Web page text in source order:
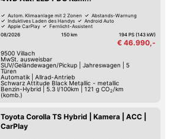
Autom. Klimaanlage mit 2 Zonen
Abstands-Warnung
Induktives Laden des Handys
Android Auto
Apple CarPlay
Fernlicht-Assistent
Verkehrszeichen-Erkennung
Spurwechsel-Assistent
08/2026 150 km 194 PS (143 kW)
€ 46.990,-
9500 Villach
MwSt. ausweisbar
SUV/Geländewagen/Pickup| Jahreswagen
5
Türen
Automatik| Allrad-Antrieb
Schwarz Attitude Black Metallic - metallic
Benzin-Hybrid
5.3 l/100km 121 g CO2 /km
(komb.)
Toyota Corolla TS Hybrid | Kamera | ACC |
CarPlay